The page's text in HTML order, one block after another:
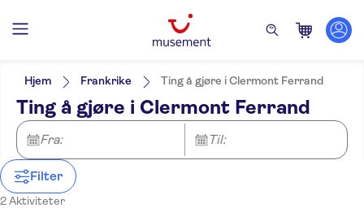
Filters
NO-PICKUP
Alternativer
Elektronisk billett
Øyeblikkelig bekreftelse
Lokalt særpreg
Små Grupper
Virtuell opplevelse
Rullestolvennlig
Opplevelser for de lokale
Billetter og arrangementer
Aktivitetsspråk
French
Spanish
Hjem Frankrike Ting å gjøre i Clermont Ferrand
Ting å gjøre i Clermont Ferrand
Fra: Til:
Filter
2 Aktiviteter